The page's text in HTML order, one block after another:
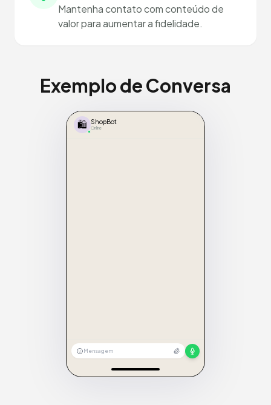
Mantenha contato com conteúdo de
valor para aumentar a fidelidade.
Exemplo de Conversa
🛍️ ShopBot
Online
Mensagem